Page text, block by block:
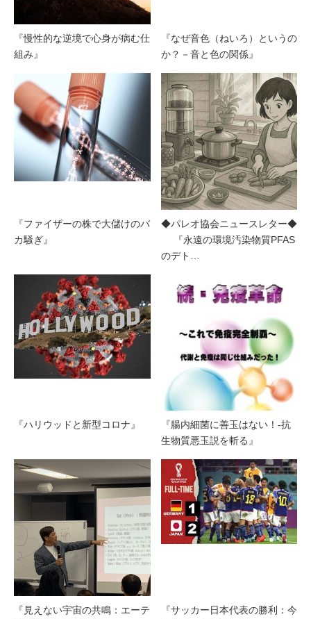
『慢性的な逆境で心身が病む仕
組み』
『なぜ音色（ねいろ）というの
か？－音と色の関係』
『ファイザーの株で大儲けのバ
カ騒ぎ』
◆パレオ協会ニュースレター◆
『永遠の環境汚染物質PFAS
のデト…
『ハリウッドと新型コロナ』
『腸内細菌に善玉はない！-抗
生物質悪玉説を斬る』
『見えない宇宙の共鳴：エーテ
『サッカー日本代表の勝利：今